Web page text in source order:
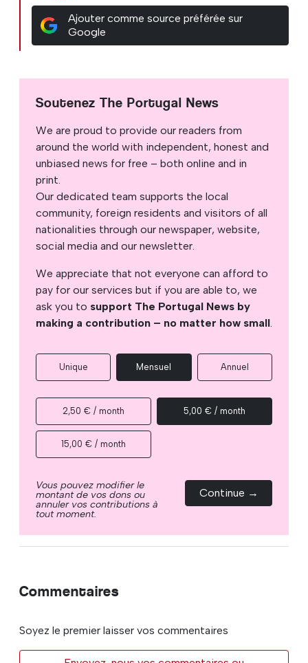
Ajouter comme source préférée sur
Google
Soutenez The Portugal News
We are proud to provide our readers from
around the world with independent, honest and
unbiased news for free – both online and in
print.
Our dedicated team supports the local
community, foreign residents and visitors of all
nationalities through our newspaper, website,
social media and our newsletter.
We appreciate that not everyone can afford to
pay for our services but if you are able to, we
ask you to support The Portugal News by
making a contribution – no matter how small.
Unique Mensuel Annuel
2,50 € / month 5,00 € / month
15,00 € / month
Vous pouvez modifier le
montant de vos dons ou
annuler vos contributions à
tout moment.
Continue →
Commentaires
Soyez le premier laisser vos commentaires